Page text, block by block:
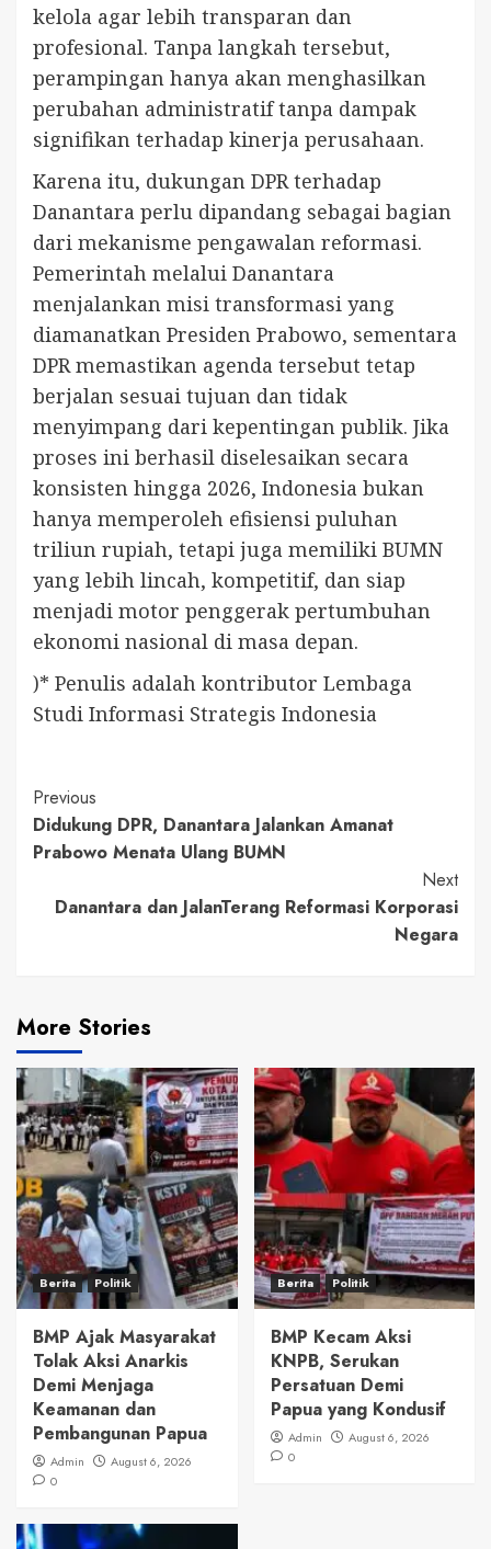
kelola agar lebih transparan dan
profesional. Tanpa langkah tersebut,
perampingan hanya akan menghasilkan
perubahan administratif tanpa dampak
signifikan terhadap kinerja perusahaan.
Karena itu, dukungan DPR terhadap
Danantara perlu dipandang sebagai bagian
dari mekanisme pengawalan reformasi.
Pemerintah melalui Danantara
menjalankan misi transformasi yang
diamanatkan Presiden Prabowo, sementara
DPR memastikan agenda tersebut tetap
berjalan sesuai tujuan dan tidak
menyimpang dari kepentingan publik. Jika
proses ini berhasil diselesaikan secara
konsisten hingga 2026, Indonesia bukan
hanya memperoleh efisiensi puluhan
triliun rupiah, tetapi juga memiliki BUMN
yang lebih lincah, kompetitif, dan siap
menjadi motor penggerak pertumbuhan
ekonomi nasional di masa depan.
)* Penulis adalah kontributor Lembaga
Studi Informasi Strategis Indonesia
Continue
Reading
Previous
Didukung DPR, Danantara Jalankan Amanat
Prabowo Menata Ulang BUMN
Next
Danantara dan JalanTerang Reformasi Korporasi
Negara
More Stories
Berita Politik
BMP Ajak Masyarakat
Tolak Aksi Anarkis
Demi Menjaga
Keamanan dan
Pembangunan Papua
Admin
August 6, 2026
0
Berita Politik
BMP Kecam Aksi
KNPB, Serukan
Persatuan Demi
Papua yang Kondusif
Admin
August 6, 2026
0